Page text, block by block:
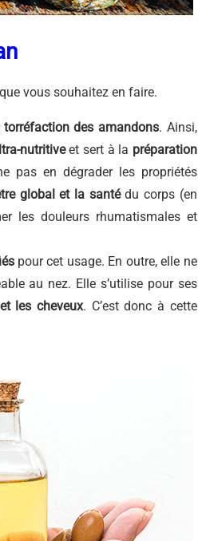
vous souhaitez en faire.
torréfaction des amandons. Ainsi,
nutritiveet sert à la préparation
pas en dégrader les propriétés
global et la santédu corps (en
les douleurs rhumatismales et
pour cet usage. En outre, elle ne
au nez. Elle s’utilise pour ses
les cheveux. C’est donc à cette